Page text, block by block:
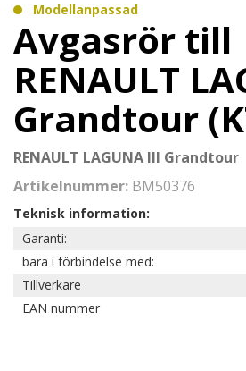
Modellanpassad
Avgasrör till
RENAULT
Grandtour
RENAULT LAGUNA III Grandtour
Artikelnummer: BM50376
Teknisk information:
Garanti:
bara i förbindelse med:
Tillverkare
EAN nummer